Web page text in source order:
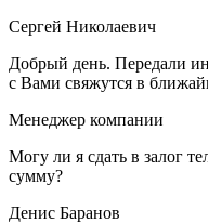
Сергей Николаевич
Добрый день. Передали
с Вами свяжутся в
Менеджер компании
Могу ли я сдать в залог
сумму?
Денис Баранов